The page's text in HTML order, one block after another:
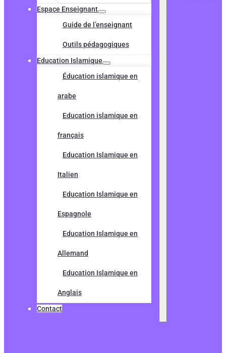
Espace Enseignant
Guide de l’enseignant
Outils pédagogiques
Education Islamique
Éducation islamique en
arabe
Education islamique en
français
Education Islamique en
Italien
Education Islamique en
Espagnole
Education Islamique en
Allemand
Education Islamique en
Anglais
Contact